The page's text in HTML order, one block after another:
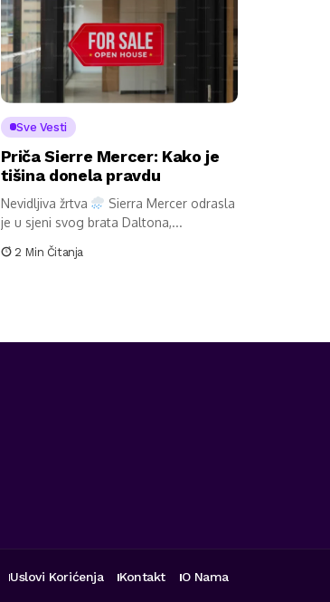
Sve Vesti
Priča Sierre Mercer: Kako je
tišina donela pravdu
Nevidljiva žrtva
Sierra Mercer odrasla
je u sjeni svog brata Daltona,...
2 Min Čitanja
Uslovi Korićenja Kontakt O Nama